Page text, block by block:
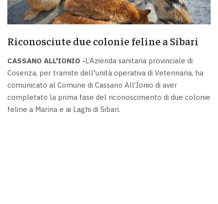
Riconosciute due colonie feline a Sibari
CASSANO ALL'IONIO -L’Azienda sanitaria provinciale di
Cosenza, per tramite dell'unità operativa di Veterinaria, ha
comunicato al Comune di Cassano All’Ionio di aver
completato la prima fase del riconoscimento di due colonie
feline a Marina e ai Laghi di Sibari.